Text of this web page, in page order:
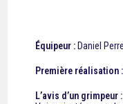
Équipeur : Daniel
Première réalisation :
L’avis d’un grimpeur :